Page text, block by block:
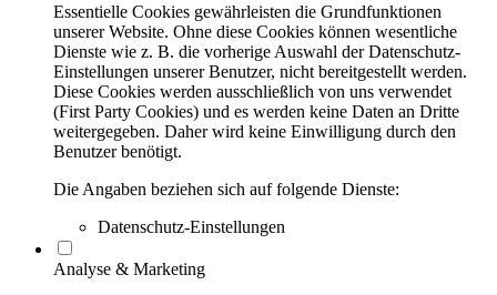
Essentielle Cookies gewährleisten die Grundfunktionen
unserer Website. Ohne diese Cookies können wesentliche
Dienste wie z. B. die vorherige Auswahl der Datenschutz-
Einstellungen unserer Benutzer, nicht bereitgestellt werden.
Diese Cookies werden ausschließlich von uns verwendet
(First Party Cookies) und es werden keine Daten an Dritte
weitergegeben. Daher wird keine Einwilligung durch den
Benutzer benötigt.
Die Angaben beziehen sich auf folgende Dienste:
Datenschutz-Einstellungen
Analyse & Marketing